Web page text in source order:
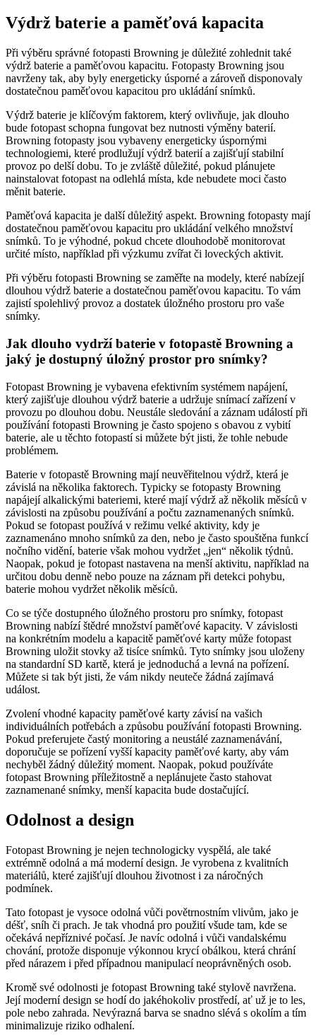
Výdrž baterie a paměťová kapacita
Při výběru správné fotopasti Browning je důležité zohlednit také
výdrž baterie a paměťovou kapacitu. Fotopasty Browning jsou
navrženy tak, aby byly energeticky úsporné a zároveň disponovaly
dostatečnou paměťovou kapacitou pro ukládání snímků.
Výdrž baterie je klíčovým faktorem, který ovlivňuje, jak dlouho
bude fotopast schopna fungovat bez nutnosti výměny baterií.
Browning fotopasty jsou vybaveny energeticky úspornými
technologiemi, které prodlužují výdrž baterií a zajišťují stabilní
provoz po delší dobu. To je zvláště důležité, pokud plánujete
nainstalovat fotopast na odlehlá místa, kde nebudete moci často
měnit baterie.
Paměťová kapacita je další důležitý aspekt. Browning fotopasty mají
dostatečnou paměťovou kapacitu pro ukládání velkého množství
snímků. To je výhodné, pokud chcete dlouhodobě monitorovat
určité místo, například při výzkumu zvířat či loveckých aktivit.
Při výběru fotopasti Browning se zaměřte na modely, které nabízejí
dlouhou výdrž baterie a dostatečnou paměťovou kapacitu. To vám
zajistí spolehlivý provoz a dostatek úložného prostoru pro vaše
snímky.
Jak dlouho vydrží baterie v fotopastě Browning a
jaký je dostupný úložný prostor pro snímky?
Fotopast Browning je vybavena efektivním systémem napájení,
který zajišťuje dlouhou výdrž baterie a udržuje snímací zařízení v
provozu po dlouhou dobu. Neustále sledování a záznam událostí při
používání fotopasti Browning je často spojeno s obavou z vybití
baterie, ale u těchto fotopastí si můžete být jisti, že tohle nebude
problémem.
Baterie v fotopastě Browning mají neuvěřitelnou výdrž, která je
závislá na několika faktorech. Typicky se fotopasty Browning
napájejí alkalickými bateriemi, které mají výdrž až několik měsíců v
závislosti na způsobu používání a počtu zaznamenaných snímků.
Pokud se fotopast používá v režimu velké aktivity, kdy je
zaznamenáno mnoho snímků za den, nebo je často spouštěna funkcí
nočního vidění, baterie však mohou vydržet „jen“ několik týdnů.
Naopak, pokud je fotopast nastavena na menší aktivitu, například na
určitou dobu denně nebo pouze na záznam při detekci pohybu,
baterie mohou vydržet několik měsíců.
Co se týče dostupného úložného prostoru pro snímky, fotopast
Browning nabízí štědré množství paměťové kapacity. V závislosti
na konkrétním modelu a kapacitě paměťové karty může fotopast
Browning uložit stovky až tisíce snímků. Tyto snímky jsou uloženy
na standardní SD kartě, která je jednoduchá a levná na pořízení.
Můžete si tak být jisti, že vám nikdy neuteče žádná zajímavá
událost.
Zvolení vhodné kapacity paměťové karty závisí na vašich
individuálních potřebách a způsobu používání fotopasti Browning.
Pokud preferujete častý monitoring a neustálé zaznamenávání,
doporučuje se pořízení vyšší kapacity paměťové karty, aby vám
nechyběl žádný důležitý moment. Naopak, pokud používáte
fotopast Browning příležitostně a neplánujete často stahovat
zaznamenané snímky, menší kapacita bude dostačující.
Odolnost a design
Fotopast Browning je nejen technologicky vyspělá, ale také
extrémně odolná a má moderní design. Je vyrobena z kvalitních
materiálů, které zajišťují dlouhou životnost i za náročných
podmínek.
Tato fotopast je vysoce odolná vůči povětrnostním vlivům, jako je
déšť, sníh či prach. Je tak vhodná pro použití všude tam, kde se
očekává nepříznivé počasí. Je navíc odolná i vůči vandalskému
chování, protože disponuje výkonnou krycí obálkou, která chrání
před nárazem i před případnou manipulací neoprávněných osob.
Kromě své odolnosti je fotopast Browning také stylově navržena.
Její moderní design se hodí do jakéhokoliv prostředí, ať už je to les,
pole nebo zahrada. Nevýrazná barva se snadno slévá s okolím a tím
minimalizuje riziko odhalení.